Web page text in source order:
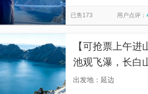
已售173 用户点评：
【可抢票上午
池观飞瀑，长白
赏苔原花海登顶
出发地：延边